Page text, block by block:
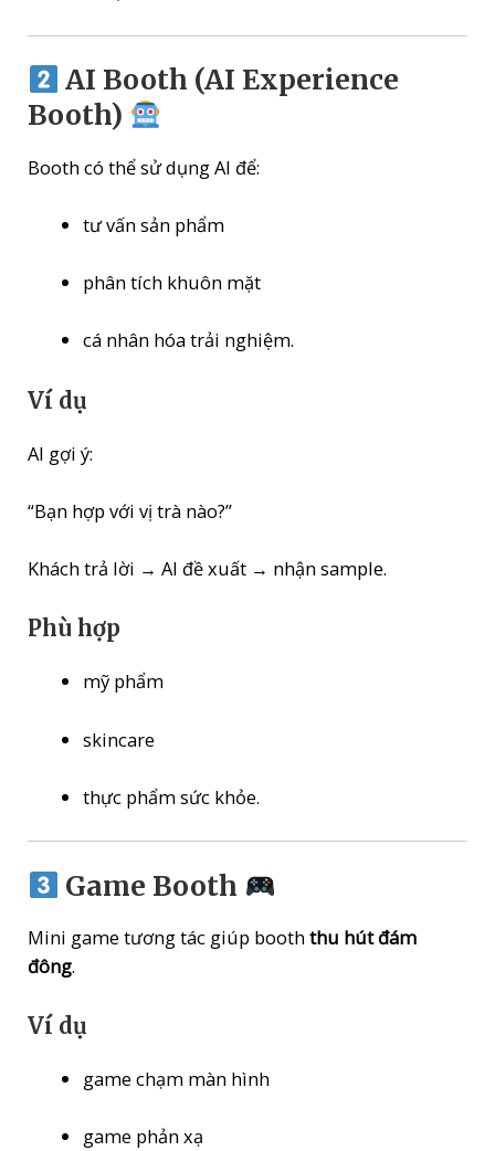
AI Booth (AI Experience
Booth)
Booth có thể sử dụng AI để:
tư vấn sản phẩm
phân tích khuôn mặt
cá nhân hóa trải nghiệm.
Ví dụ
AI gợi ý:
“Bạn hợp với vị trà nào?”
Khách trả lời → AI đề xuất → nhận sample.
Phù hợp
mỹ phẩm
skincare
thực phẩm sức khỏe.
Game Booth
Mini game tương tác giúp booththu hút đám
đông.
Ví dụ
game chạm màn hình
game phản xạ